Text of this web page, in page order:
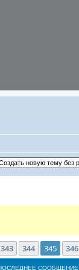
поиск
345из 431
343 344 345 346
СООБЩЕНИЕ